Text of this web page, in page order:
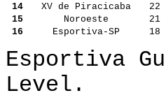
14
XV de Piracicaba 22
15
Noroeste 21
16
Esportiva-SP 18
Esportiva
Level.